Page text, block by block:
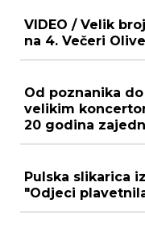
VIDEO / Velik
na 4. Večeri
Od poznanika
velikim
20 godina
Pulska slikarica
"Odjeci